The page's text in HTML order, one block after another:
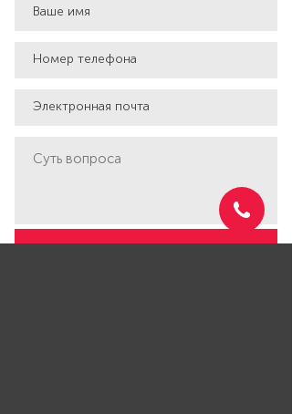
Отправить